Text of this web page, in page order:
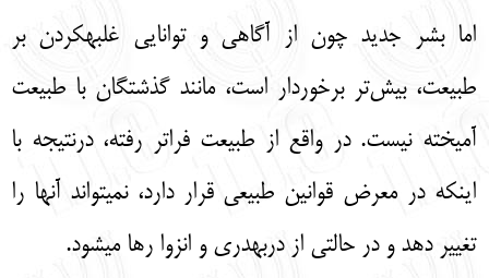
اما بشر جدید چون از آگاهی و توانایی غلبهکردن بر
طبیعت، بیش‌تر برخوردار است، مانند گذشتگان با طبیعت
آمیخته نیست. در واقع از طبیعت فراتر رفته، درنتیجه با
اینکه در معرض قوانین طبیعی قرار دارد، نمیتواند آنها را
تغییر دهد و در حالتی از دربهدری و انزوا رها میشود.